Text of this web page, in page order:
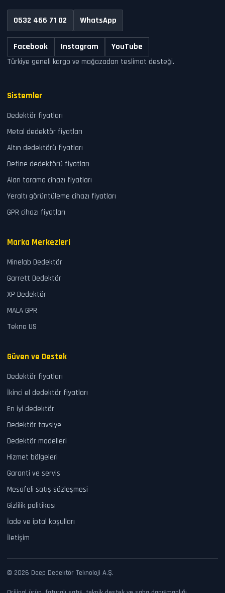
0532 466 71 02 WhatsApp
Facebook Instagram YouTube
Türkiye geneli kargo ve mağazadan teslimat desteği.
Sistemler
Dedektör fiyatları
Metal dedektör fiyatları
Altın dedektörü fiyatları
Define dedektörü fiyatları
Alan tarama cihazı fiyatları
Yeraltı görüntüleme cihazı fiyatları
GPR cihazı fiyatları
Marka Merkezleri
Minelab Dedektör
Garrett Dedektör
XP Dedektör
MALA GPR
Tekno US
Güven ve Destek
Dedektör fiyatları
İkinci el dedektör fiyatları
En iyi dedektör
Dedektör tavsiye
Dedektör modelleri
Hizmet bölgeleri
Garanti ve servis
Mesafeli satış sözleşmesi
Gizlilik politikası
İade ve iptal koşulları
İletişim
© 2026 Deep Dedektör Teknoloji A.Ş.